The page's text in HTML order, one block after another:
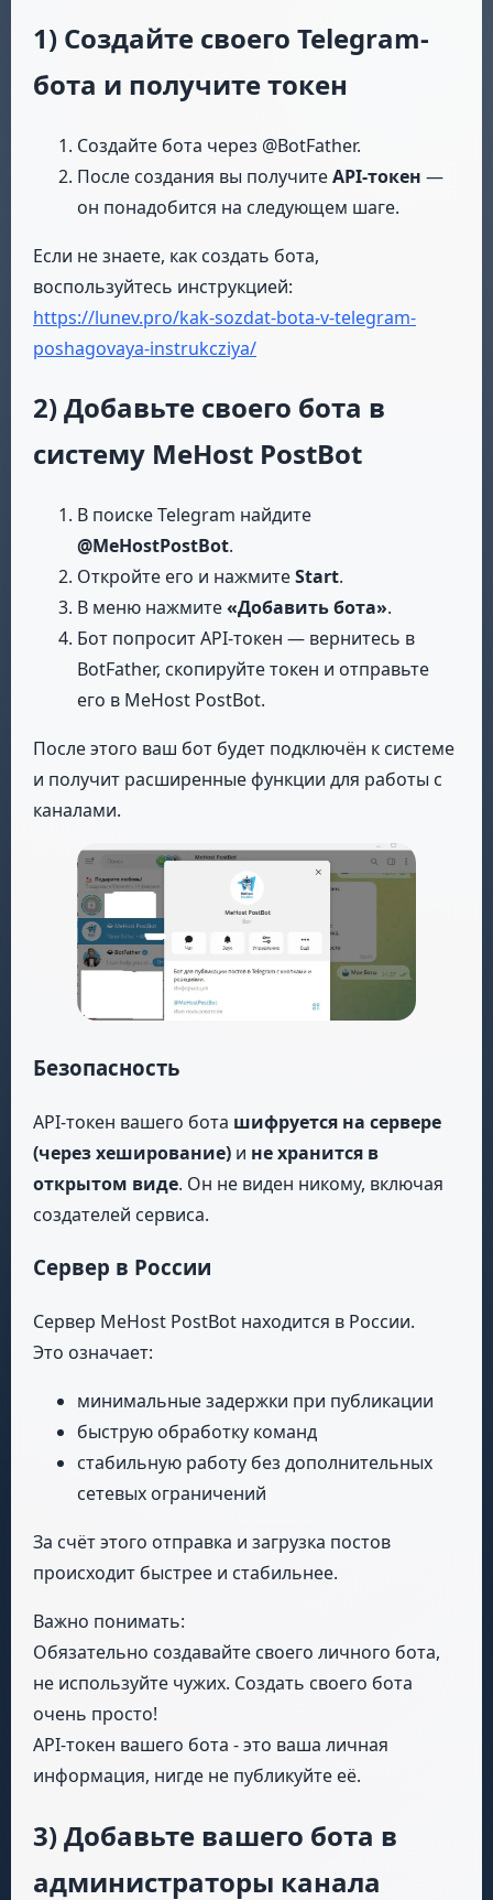
1) Создайте своего Telegram-
бота и получите токен
Создайте бота через @BotFather.
После создания вы получитеAPI-токен —
он понадобится на следующем шаге.
Если не знаете, как создать бота,
воспользуйтесь инструкцией:
https://lunev.pro/kak-sozdat-bota-v-telegram-
poshagovaya-instrukcziya/
2) Добавьте своего бота в
систему MeHost PostBot
В поиске Telegram найдите
@MeHostPostBot.
Откройте его и нажмитеStart.
В меню нажмите«Добавить бота».
Бот попросит API-токен — вернитесь в
BotFather, скопируйте токен и отправьте
его в MeHost PostBot.
После этого ваш бот будет подключён к системе
и получит расширенные функции для работы с
каналами.
Безопасность
API-токен вашего бота шифруется на сервере
(через хеширование) и не хранится в
открытом виде. Он не виден никому, включая
создателей сервиса.
Сервер в России
Сервер MeHost PostBot находится в России.
Это означает:
минимальные задержки при публикации
быструю обработку команд
стабильную работу без дополнительных
сетевых ограничений
За счёт этого отправка и загрузка постов
происходит быстрее и стабильнее.
Важно понимать:
Обязательно создавайте своего личного бота,
не используйте чужих. Создать своего бота
очень просто!
API-токен вашего бота - это ваша личная
информация, нигде не публикуйте её.
3) Добавьте вашего бота в
администраторы канала